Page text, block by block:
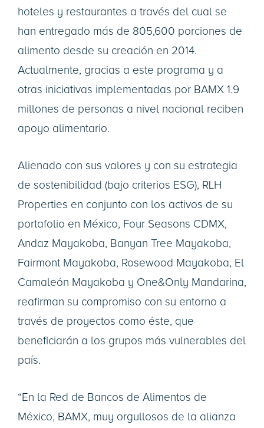
hoteles y restaurantes a través del cual se
han entregado más de 805,600 porciones de
alimento desde su creación en 2014.
Actualmente, gracias a este programa y a
otras iniciativas implementadas por BAMX 1.9
millones de personas a nivel nacional reciben
apoyo alimentario.
Alienado con sus valores y con su estrategia
de sostenibilidad (bajo criterios ESG), RLH
Properties en conjunto con los activos de su
portafolio en México, Four Seasons CDMX,
Andaz Mayakoba, Banyan Tree Mayakoba,
Fairmont Mayakoba, Rosewood Mayakoba, El
Camaleón Mayakoba y One&Only Mandarina,
reafirman su compromiso con su entorno a
través de proyectos como éste, que
beneficiarán a los grupos más vulnerables del
país.
“En la Red de Bancos de Alimentos de
México, BAMX, muy orgullosos de la alianza